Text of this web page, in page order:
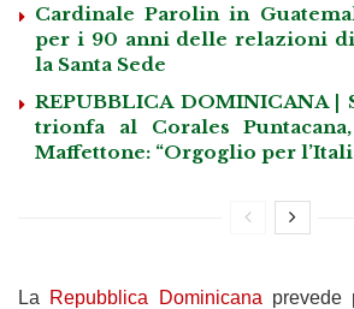
Cardinale Parolin in
per i 90 anni delle relazioni
la Santa Sede
REPUBBLICA DOMINICANA |
trionfa al Corales Puntacana,
Maffettone: “Orgoglio per
La Repubblica Dominicana prevede